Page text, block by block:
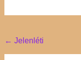
Post
← Jelenléti